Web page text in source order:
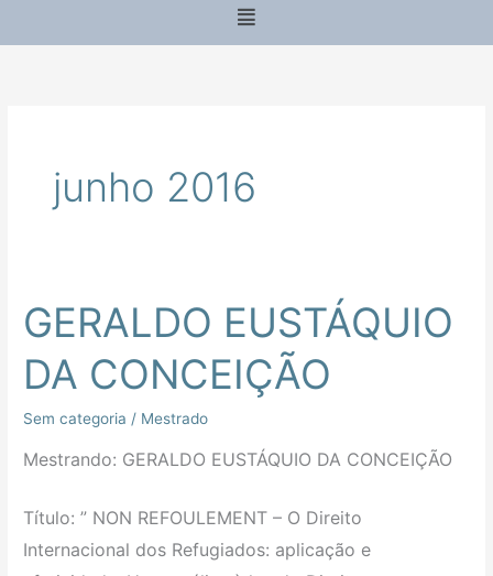
Menu
junho 2016
GERALDO EUSTÁQUIO
DA CONCEIÇÃO
Sem categoria / Mestrado
Mestrando: GERALDO EUSTÁQUIO DA CONCEIÇÃO
Título: ” NON REFOULEMENT – O Direito
Internacional dos Refugiados: aplicação e
GERALDO
EUSTÁQUIO
DA
CONCEIÇÃO